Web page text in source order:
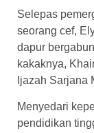
Selepas
seorang cef,
dapur
kakaknya,
Ijazah Sarjana
Menyedari
pendidikan